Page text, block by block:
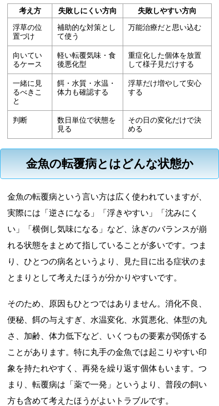
考え方 失敗しにくい方向
失敗しやすい方向
浮草の位
置づけ
補助的な対策とし
て使う
万能治療だと思い込む
向いてい
るケース
軽い転覆気味・食
後悪化型
重症化した個体を放置
して様子見だけする
一緒に見
るべきこ
と
餌・水質・水温・
体力も確認する
浮草だけ増やして安心
する
判断
数日単位で状態を
見る
その日の変化だけで決
める
金魚の転覆病とはどんな状態か
金魚の転覆病という言い方は広く使われていますが、
実際には「逆さになる」「浮きやすい」「沈みにく
い」「横倒し気味になる」など、泳ぎのバランスが崩
れる状態をまとめて指していることが多いです。つま
り、ひとつの病名というより、見た目に出る症状のま
とまりとして考えたほうが分かりやすいです。
そのため、原因もひとつではありません。消化不良、
便秘、餌の与えすぎ、水温変化、水質悪化、体型の丸
さ、加齢、体力低下など、いくつもの要素が関係する
ことがあります。特に丸手の金魚では起こりやすい印
象を持たれやすく、再発を繰り返す個体もいます。つ
まり、転覆病は「薬で一発」というより、普段の飼い
方も含めて考えたほうがよいトラブルです。